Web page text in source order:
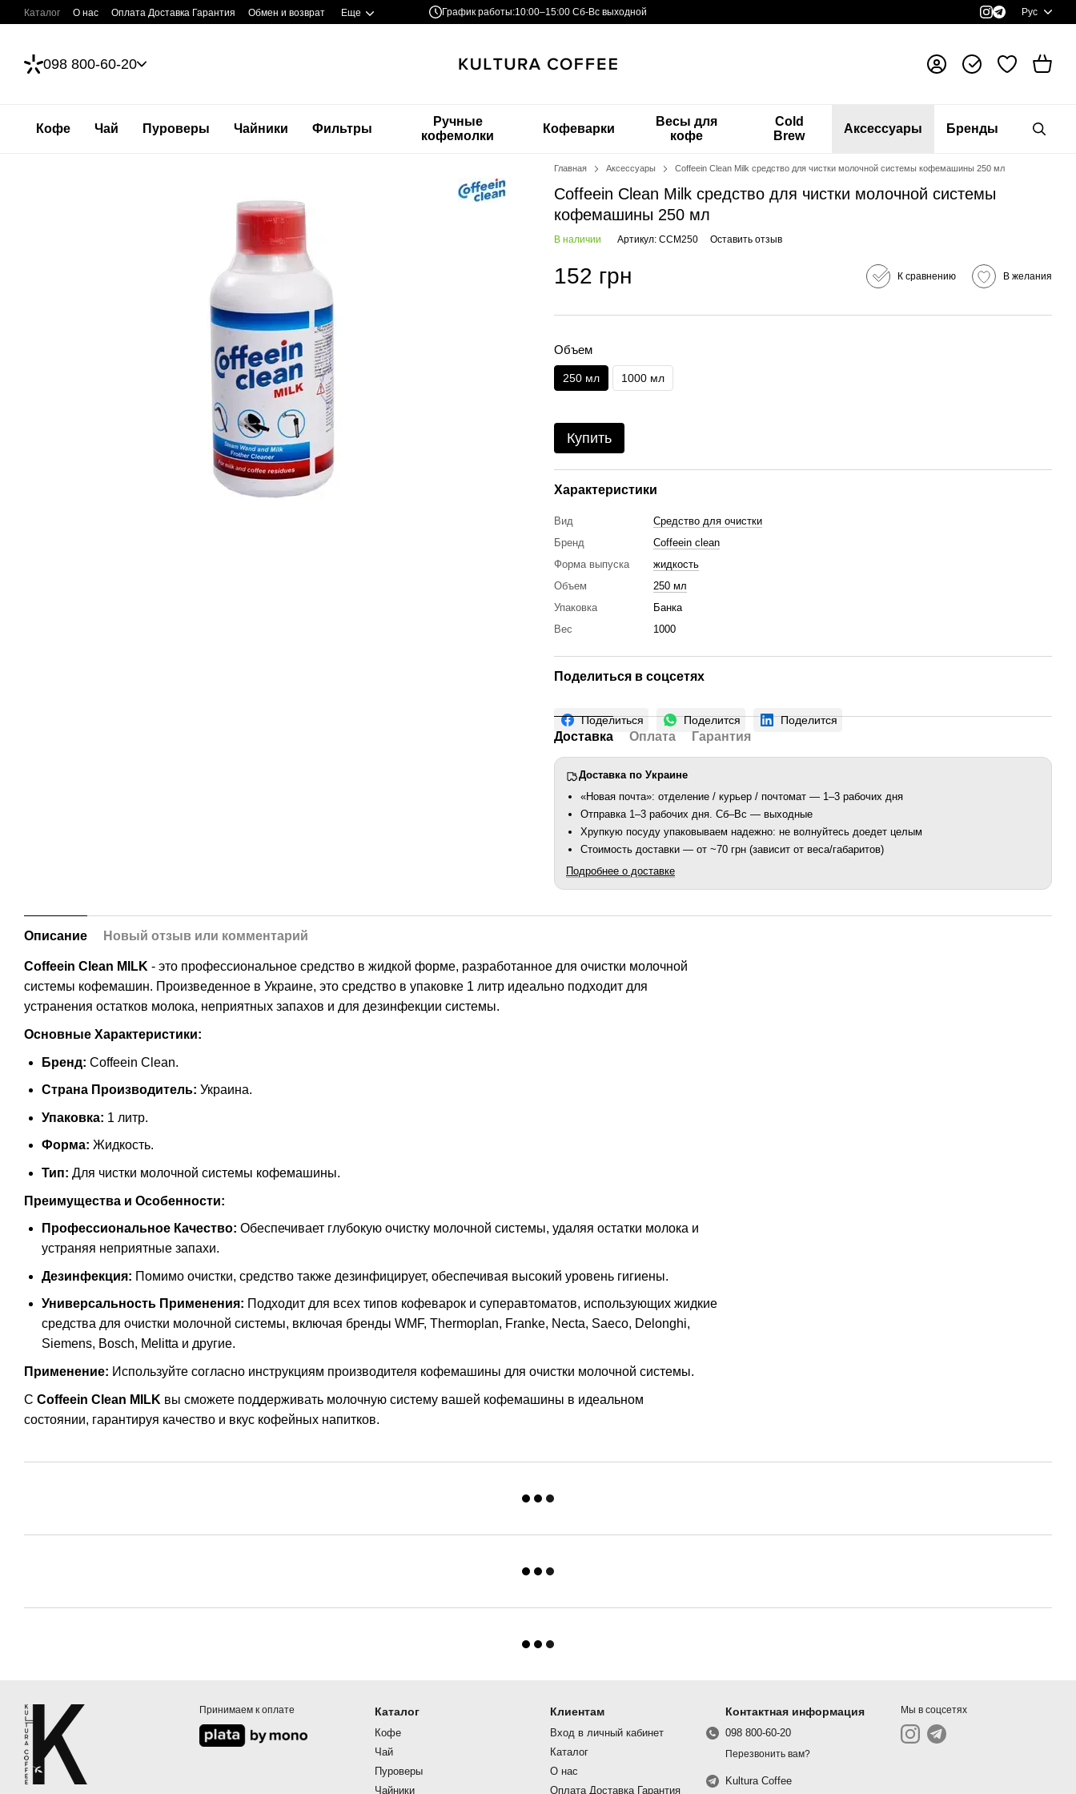
Перейти к основному контенту
Каталог О нас Оплата Доставка Гарантия Обмен и возврат Еще График работы:10:00–15:00 Сб-Вс выходной Рус
098 800-60-20
Кофе Чай Пуроверы Чайники Фильтры
Ручные
кофемолки
Кофеварки
Весы для
кофе
Cold
Brew
Аксессуары Бренды
Главная Аксессуары Coffeein Clean Milk средство для чистки молочной системы кофемашины 250 мл
Coffeein Clean Milk средство для чистки молочной системы
кофемашины 250 мл
В наличии Артикул: CCM250 Оставить отзыв
152 грн К сравнению В желания
Объем
250 мл 1000 мл
Купить
Характеристики
Вид
Средство для очистки
Бренд
Сoffeein clean
Форма выпуска
жидкость
Объем
250 мл
Упаковка
Банка
Вес
1000
Поделиться в соцсетях
Поделиться Поделится Поделится
Доставка Оплата Гарантия
Доставка по Украине
«Новая почта»: отделение / курьер / почтомат — 1–3 рабочих дня
Отправка 1–3 рабочих дня. Сб–Вс — выходные
Хрупкую посуду упаковываем надежно: не волнуйтесь доедет целым
Стоимость доставки — от ~70 грн (зависит от веса/габаритов)
Подробнее о доставке
Описание Новый отзыв или комментарий
Coffeein Clean MILK - это профессиональное средство в жидкой форме, разработанное для очистки молочной
системы кофемашин. Произведенное в Украине, это средство в упаковке 1 литр идеально подходит для
устранения остатков молока, неприятных запахов и для дезинфекции системы.
Основные Характеристики:
Бренд: Coffeein Clean.
Страна Производитель: Украина.
Упаковка: 1 литр.
Форма: Жидкость.
Тип: Для чистки молочной системы кофемашины.
Преимущества и Особенности:
Профессиональное Качество: Обеспечивает глубокую очистку молочной системы, удаляя остатки молока и
устраняя неприятные запахи.
Дезинфекция: Помимо очистки, средство также дезинфицирует, обеспечивая высокий уровень гигиены.
Универсальность Применения: Подходит для всех типов кофеварок и суперавтоматов, использующих жидкие
средства для очистки молочной системы, включая бренды WMF, Thermoplan, Franke, Necta, Saeco, Delonghi,
Siemens, Bosch, Melitta и другие.
Применение: Используйте согласно инструкциям производителя кофемашины для очистки молочной системы.
С Coffeein Clean MILK вы сможете поддерживать молочную систему вашей кофемашины в идеальном
состоянии, гарантируя качество и вкус кофейных напитков.
Принимаем к оплате Каталог
Кофе
Чай
Пуроверы
Чайники
Клиентам
Вход в личный кабинет
Каталог
О нас
Оплата Доставка Гарантия
Контактная информация
098 800-60-20
Перезвонить вам?
Kultura Coffee
Мы в соцсетях